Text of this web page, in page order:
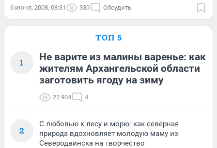
6 июня, 2008, 08:31 330 Обсудить
ТОП 5
1
Не варите из малины варенье: как
жителям Архангельской области
заготовить ягоду на зиму
22 904 4
2
С любовью к лесу и морю: как северная
природа вдохновляет молодую маму из
Северодвинска на творчество